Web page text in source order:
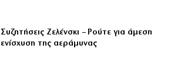
Συζητήσεις Ζελένσκι – Ρούτε για άμεση
ενίσχυση της αεράμυνας